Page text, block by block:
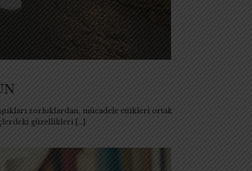
zorluklardan, mücadele ettikleri ortak
güzellikleri[…]